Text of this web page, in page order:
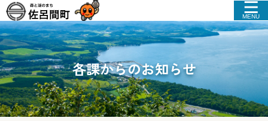
MENU
各課からのお知らせ